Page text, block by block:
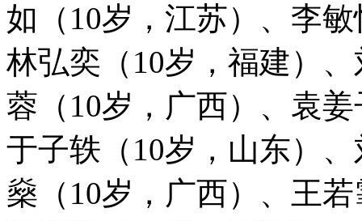
如（10岁，江苏）、李
林弘奕（10岁，福建）
蓉（10岁，广西）、袁
于子轶（10岁，山东）
燊（10岁，广西）、王